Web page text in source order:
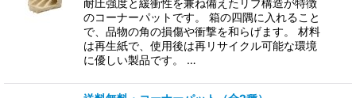
のコーナーパットです。 箱の四隅に入れること
で、品物の角の損傷や衝撃を和らげます。 材料
は再生紙で、使用後は再リサイクル可能な環境
に優しい製品です。 …